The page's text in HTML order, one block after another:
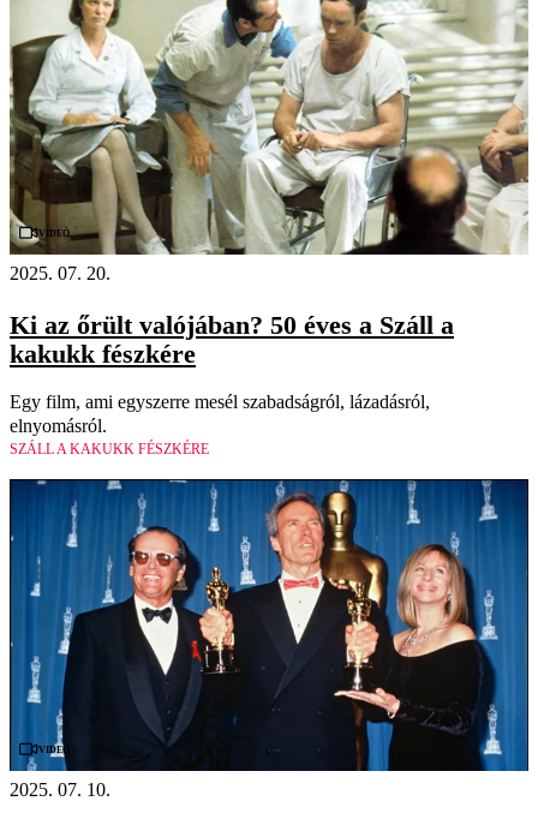
Videó
2025. 07. 20.
Ki az őrült valójában? 50 éves a Száll a
kakukk fészkére
Egy film, ami egyszerre mesél szabadságról, lázadásról,
elnyomásról.
SZÁLL A KAKUKK FÉSZKÉRE
Videó
2025. 07. 10.